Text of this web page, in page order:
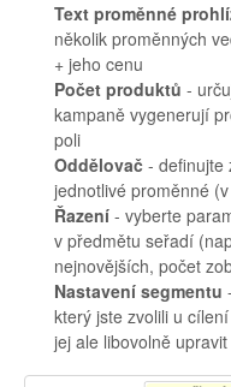
Text proměnné
několik proměnných
+ jeho cenu
Počet produktů -
kampaně vygenerují
poli
Oddělovač - definujte
jednotlivé proměnné
Řazení - vyberte
v předmětu seřadí
nejnovějších, počet
Nastavení segmentu
který jste zvolili u
jej ale libovolně upravit